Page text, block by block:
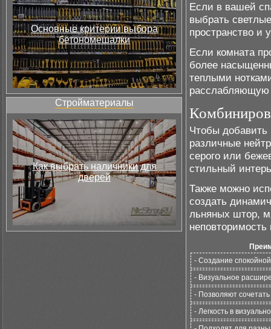
Основные критерии выбора
бетономешалки
Стройматериалы
Как выбрать наличники для
дверей
Если в вашей
выбрать
пространство и
Если комната
более
теплыми
расслабляющую
Чтобы добавить
различные
серого или
стильный
Также можно
создать
льняных штор,
- Создание
- Визуальное
- Позволяют
- Легкость в